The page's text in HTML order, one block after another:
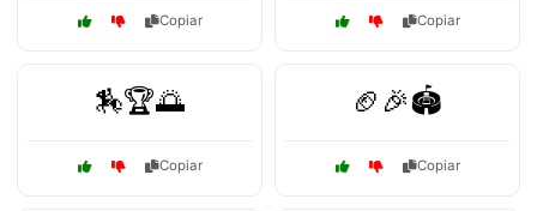
Copiar Copiar
🏇🏆🌅
Copiar
🏈🎉🏟️
Copiar